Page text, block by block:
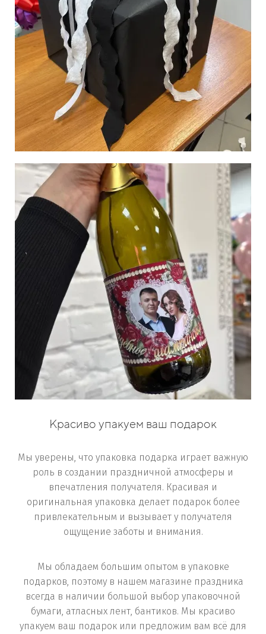
Красиво упакуем ваш подарок
Мы уверены, что упаковка подарка играет важную
роль в создании праздничной атмосферы и
впечатления получателя. Красивая и
оригинальная упаковка делает подарок более
привлекательным и вызывает у получателя
ощущение заботы и внимания.
Мы обладаем большим опытом в упаковке
подарков, поэтому в нашем магазине праздника
всегда в наличии большой выбор упаковочной
бумаги, атласных лент, бантиков. Мы красиво
упакуем ваш подарок или предложим вам всё для